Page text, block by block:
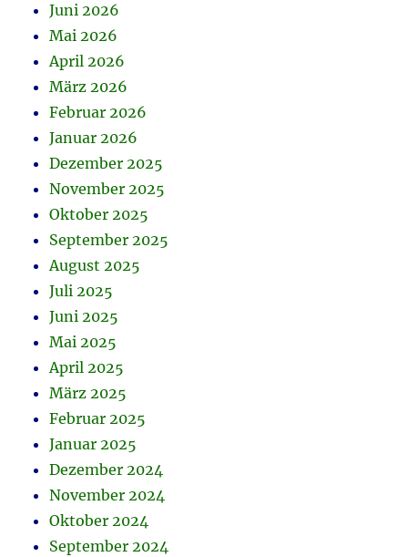
Juni 2026
Mai 2026
April 2026
März 2026
Februar 2026
Januar 2026
Dezember 2025
November 2025
Oktober 2025
September 2025
August 2025
Juli 2025
Juni 2025
Mai 2025
April 2025
März 2025
Februar 2025
Januar 2025
Dezember 2024
November 2024
Oktober 2024
September 2024